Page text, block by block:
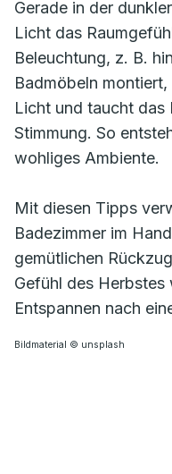
Gerade in der
Licht das
Beleuchtung, z. B.
Badmöbeln
Licht und taucht das
Stimmung. So
wohliges Ambiente.
Mit diesen Tipps
Badezimmer im
gemütlichen
Gefühl des
Entspannen nach
Bildmaterial © unsplash